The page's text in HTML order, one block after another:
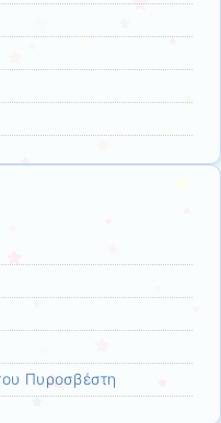
Πυροσβέστη